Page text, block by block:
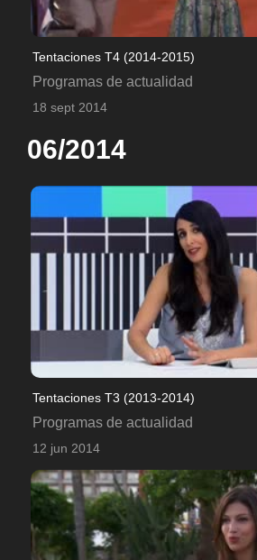
Tentaciones T4 (2014-2015)
Programas de actualidad
18 sept 2014
06/2014
Tentaciones T3 (2013-2014)
Programas de actualidad
12 jun 2014